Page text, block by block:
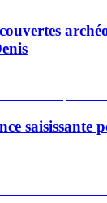
saisissante